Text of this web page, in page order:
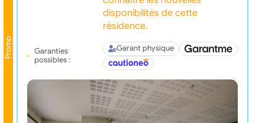
Promo
disponibilités de cette
résidence.
Garanties
possibles :
Garant physique